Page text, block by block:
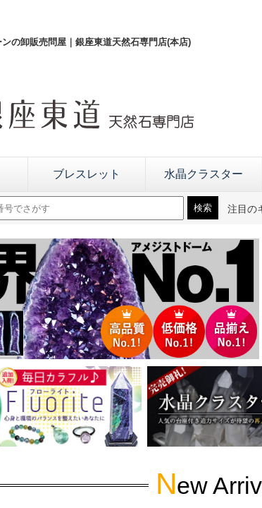
の卸販売問屋｜銀座東道天然石専門店(本店)
ブレスレット 水晶クラスター
注目の